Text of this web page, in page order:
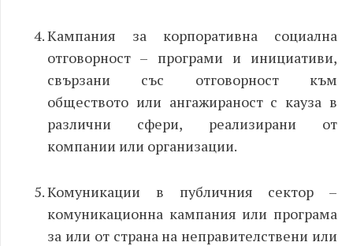
Кампания за корпоративна социална
отговорност – програми и инициативи,
свързани със отговорност към
обществото или ангажираност с кауза в
различни сфери, реализирани от
компании или организации.
Комуникации в публичния сектор –
комуникационна кампания или програма
за или от страна на неправителствени или